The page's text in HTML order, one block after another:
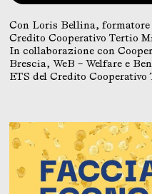
Con Loris Bellina, formatore
Credito Cooperativo Tertio
In collaborazione con
Brescia, WeB – Welfare e
ETS del Credito